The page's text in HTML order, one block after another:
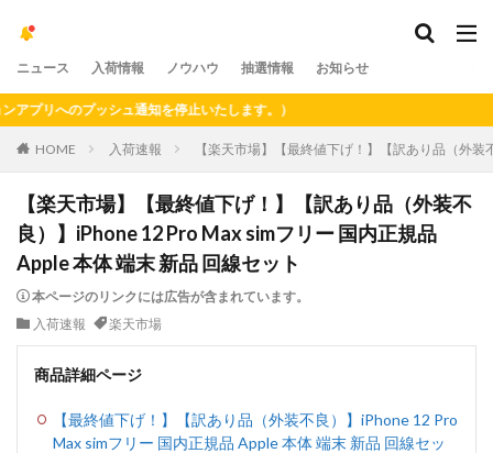
ニュース 入荷情報 ノウハウ 抽選情報 お知らせ
へのプッシュ通知を停止いたします。）
HOME 入荷速報 【楽天市場】【最終値下げ！】【訳あり品（外
【楽天市場】【最終値下げ！】【訳あり品（外装不
良）】iPhone 12 Pro Max simフリー 国内正規品
Apple 本体 端末 新品 回線セット
本ページのリンクには広告が含まれています。
入荷速報
楽天市場
商品詳細ページ
【最終値下げ！】【訳あり品（外装不良）】iPhone 12 Pro
Max simフリー 国内正規品 Apple 本体 端末 新品 回線セッ